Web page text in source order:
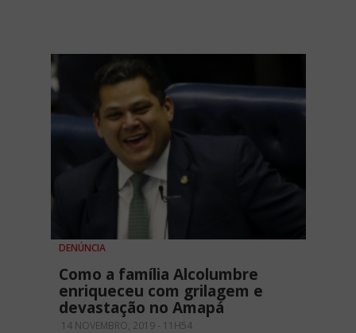
DENÚNCIA
Como a família Alcolumbre
enriqueceu com grilagem e
devastação no Amapá
14 NOVEMBRO, 2019 - 11H54